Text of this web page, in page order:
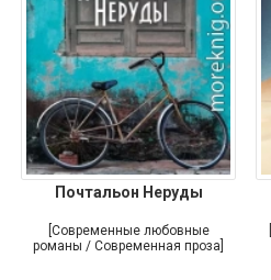
Почтальон Неруды
[Современные любовные
романы / Современная проза]